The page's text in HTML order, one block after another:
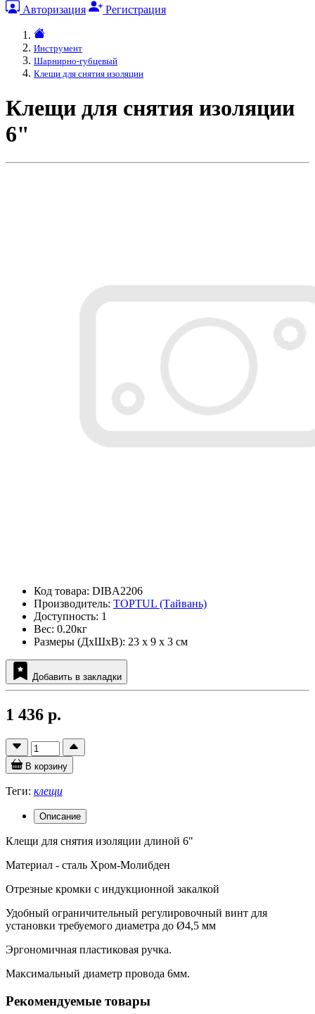
Авторизация Регистрация
Инструмент
Шарнирно-губцевый
Клещи для снятия изоляции
Клещи для снятия изоляции
6"
Код товара: DIBA2206
Производитель: TOPTUL (Тайвань)
Доступность: 1
Вес: 0.20кг
Размеры (ДxШxВ): 23 x 9 x 3 см
Добавить в закладки
1 436 р.
В корзину
Теги: клещи
Описание
Клещи для снятия изоляции длиной 6"
Материал - сталь Хром-Молибден
Отрезные кромки с индукционной закалкой
Удобный ограничительный регулировочный винт для
установки требуемого диаметра до Ø4,5 мм
Эргономичная пластиковая ручка.
Максимальный диаметр провода 6мм.
Рекомендуемые товары